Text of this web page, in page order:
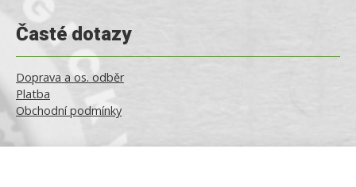
Časté dotazy
Doprava a os. odběr
Platba
Obchodní podmínky